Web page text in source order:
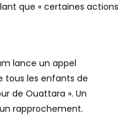
que « certaines actions
lance un appel
tous les enfants de
de Ouattara ». Un
rapprochement.